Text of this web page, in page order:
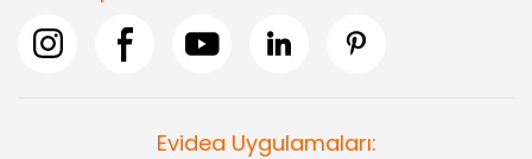
Evidea Uygulamaları: